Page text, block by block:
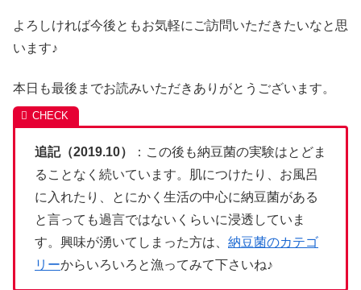
よろしければ今後ともお気軽にご訪問いただきたいなと思
います♪
本日も最後までお読みいただきありがとうございます。
追記（2019.10）
：この後も納豆菌の実験はとどま
ることなく続いています。肌につけたり、お風呂
に入れたり、とにかく生活の中心に納豆菌がある
と言っても過言ではないくらいに浸透していま
す。興味が湧いてしまった方は、 納豆菌のカテゴ
リーからいろいろと漁ってみて下さいね♪